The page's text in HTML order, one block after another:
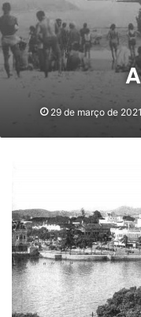
29 de março de 2021